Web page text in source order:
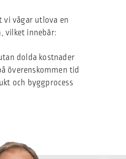
vi vågar utlova en
vilket innebär:
dolda kostnader
överenskommen tid
och byggprocess